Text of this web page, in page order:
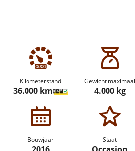
Kilometerstand
36.000 km
Gewicht maximaal
4.000 kg
Bouwjaar Staat